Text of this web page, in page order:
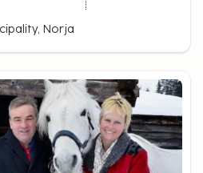
Norja